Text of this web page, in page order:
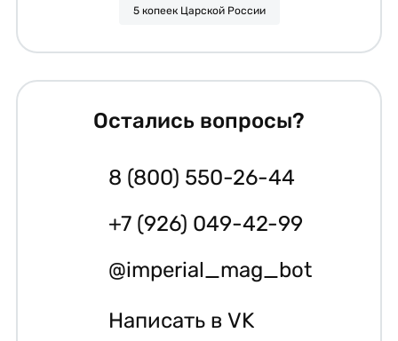
5 копеек Царской России
Остались вопросы?
8 (800) 550-26-44
+7 (926) 049-42-99
@imperial_mag_bot
Написать в VK